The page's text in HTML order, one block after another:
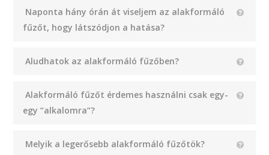
Naponta hány órán át viseljem az alakformáló
fűzőt, hogy látszódjon a hatása?
Aludhatok az alakformáló fűzőben?
Alakformáló fűzőt érdemes használni csak egy-
egy “alkalomra”?
Melyik a legerősebb alakformáló fűzőtök?